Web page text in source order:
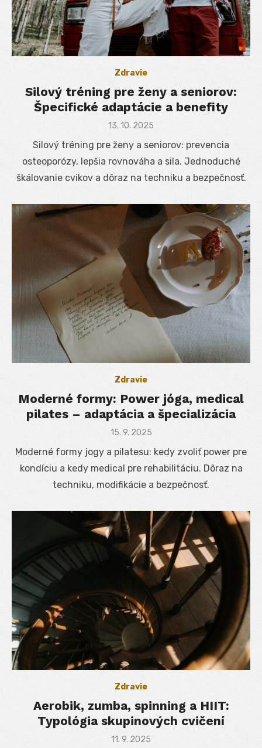
Zdravie
Silový tréning pre ženy a seniorov:
Špecifické adaptácie a benefity
Posted
13. 10. 2025
Silový tréning pre ženy a seniorov: prevencia
osteoporózy, lepšia rovnováha a sila. Jednoduché
škálovanie cvikov a dôraz na techniku a bezpečnosť.
Zdravie
Moderné formy: Power jóga, medical
pilates – adaptácia a špecializácia
Posted
15. 9. 2025
Moderné formy jogy a pilatesu: kedy zvoliť power pre
kondíciu a kedy medical pre rehabilitáciu. Dôraz na
techniku, modifikácie a bezpečnosť.
Zdravie
Aerobik, zumba, spinning a HIIT:
Typológia skupinových cvičení
Posted
11. 9. 2025